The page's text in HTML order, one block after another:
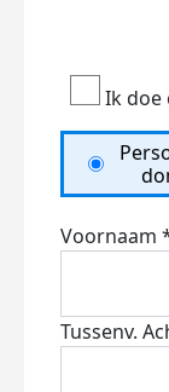
Ik doe
Voornaam
Tussenv.